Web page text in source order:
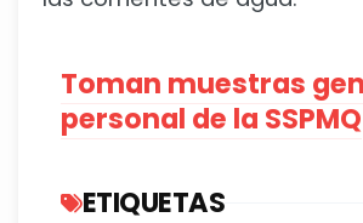
Toman muestras
personal de la SSPMQ
ETIQUETAS